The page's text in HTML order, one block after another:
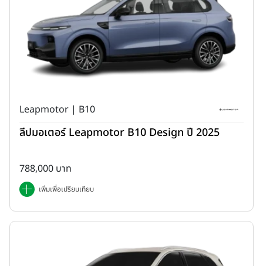
Leapmotor | B10
ลีปมอเตอร์ Leapmotor B10 Design ปี 2025
788,000 บาท
เพิ่มเพื่อเปรียบเทียบ